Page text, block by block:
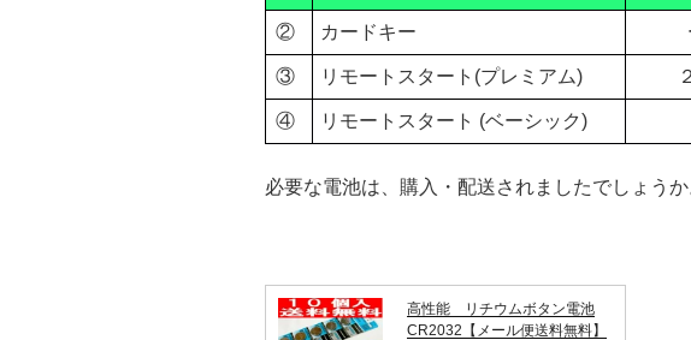
② カードキー
③ リモートスタート(プレミアム)
④ リモートスタート (ベーシック)
必要な電池は、購入・配送されましたでしょうか
高性能 リチウムボタン電池
CR2032【メール便送料無料】